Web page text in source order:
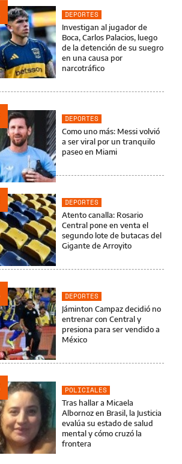
DEPORTES
Investigan al jugador de
Boca, Carlos Palacios, luego
de la detención de su suegro
en una causa por
narcotráfico
DEPORTES
Como uno más: Messi volvió
a ser viral por un tranquilo
paseo en Miami
DEPORTES
Atento canalla: Rosario
Central pone en venta el
segundo lote de butacas del
Gigante de Arroyito
DEPORTES
Jáminton Campaz decidió no
entrenar con Central y
presiona para ser vendido a
México
POLICIALES
Tras hallar a Micaela
Albornoz en Brasil, la Justicia
evalúa su estado de salud
mental y cómo cruzó la
frontera